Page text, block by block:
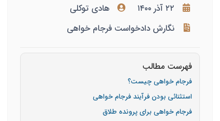
۲۲ آذر ۱۴۰۰
هادی توکلی
نگارش دادخواست فرجام خواهی
فهرست مطالب
فرجام خواهی چیست؟
استثنائی بودن فرآیند فرجام خواهی
فرجام خواهی برای پرونده طلاق